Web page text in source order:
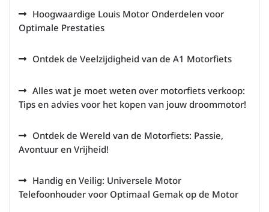
Hoogwaardige Louis Motor Onderdelen voor
Optimale Prestaties
Ontdek de Veelzijdigheid van de A1 Motorfiets
Alles wat je moet weten over motorfiets verkoop:
Tips en advies voor het kopen van jouw droommotor!
Ontdek de Wereld van de Motorfiets: Passie,
Avontuur en Vrijheid!
Handig en Veilig: Universele Motor
Telefoonhouder voor Optimaal Gemak op de Motor